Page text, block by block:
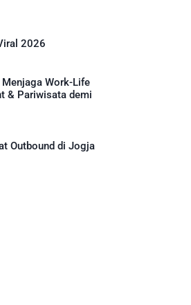
2026
Work-Life
& Pariwisata demi
Outbound di Jogja